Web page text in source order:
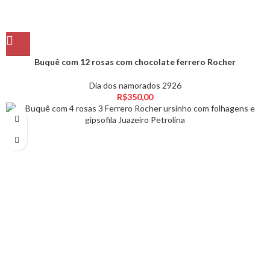
Buquê com 12 rosas com chocolate ferrero Rocher
Dia dos namorados 2926
R$350,00